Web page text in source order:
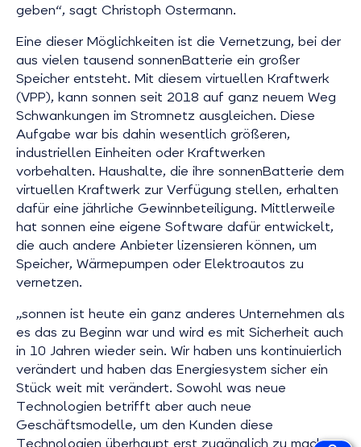
geben“, sagt Christoph Ostermann.
Eine dieser Möglichkeiten ist die Vernetzung, bei der
aus vielen tausend sonnenBatterie ein großer
Speicher entsteht. Mit diesem virtuellen Kraftwerk
(VPP), kann sonnen seit 2018 auf ganz neuem Weg
Schwankungen im Stromnetz ausgleichen. Diese
Aufgabe war bis dahin wesentlich größeren,
industriellen Einheiten oder Kraftwerken
vorbehalten. Haushalte, die ihre sonnenBatterie dem
virtuellen Kraftwerk zur Verfügung stellen, erhalten
dafür eine jährliche Gewinnbeteiligung. Mittlerweile
hat sonnen eine eigene Software dafür entwickelt,
die auch andere Anbieter lizensieren können, um
Speicher, Wärmepumpen oder Elektroautos zu
vernetzen.
„sonnen ist heute ein ganz anderes Unternehmen als
es das zu Beginn war und wird es mit Sicherheit auch
in 10 Jahren wieder sein. Wir haben uns kontinuierlich
verändert und haben das Energiesystem sicher ein
Stück weit mit verändert. Sowohl was neue
Technologien betrifft aber auch neue
Geschäftsmodelle, um den Kunden diese
Technologien überhaupt erst zugänglich zu machen.